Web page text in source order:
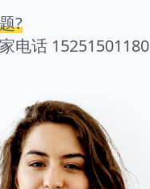
?
电话 15251501180